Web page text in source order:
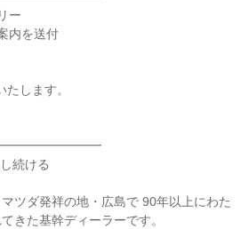
ー
内を送付
します。
続ける
ツダ発祥の地・広島で 90年以上にわた
きた基幹ディーラーです。